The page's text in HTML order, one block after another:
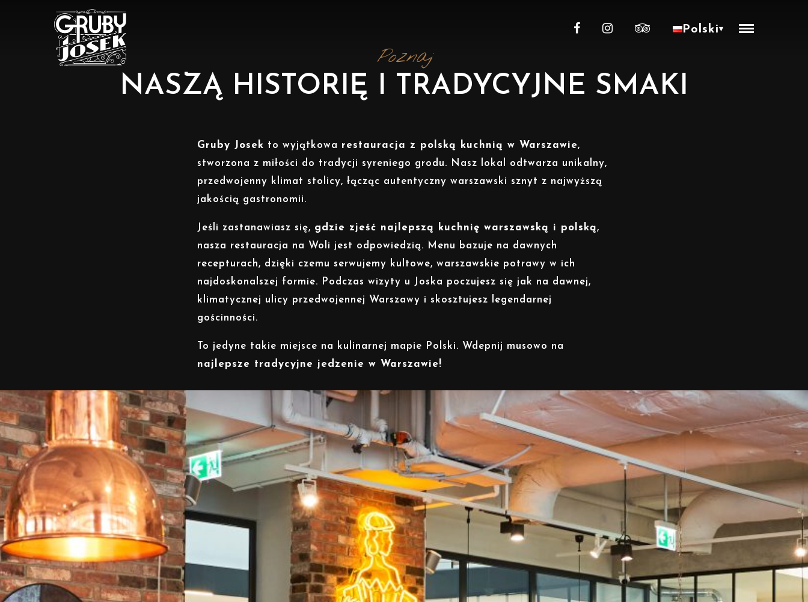
Polski▾
Poznaj
NASZĄ HISTORIĘ I TRADYCYJNE SMAKI
Gruby Josek to wyjątkowa restauracja z polską kuchnią w Warszawie,
stworzona z miłości do tradycji syreniego grodu. Nasz lokal odtwarza unikalny,
przedwojenny klimat stolicy, łącząc autentyczny warszawski sznyt z najwyższą
jakością gastronomii.
Jeśli zastanawiasz się, gdzie zjeść najlepszą kuchnię warszawską i polską,
nasza restauracja na Woli jest odpowiedzią. Menu bazuje na dawnych
recepturach, dzięki czemu serwujemy kultowe, warszawskie potrawy w ich
najdoskonalszej formie. Podczas wizyty u Joska poczujesz się jak na dawnej,
klimatycznej ulicy przedwojennej Warszawy i skosztujesz legendarnej
gościnności.
To jedyne takie miejsce na kulinarnej mapie Polski. Wdepnij musowo na
najlepsze tradycyjne jedzenie w Warszawie!